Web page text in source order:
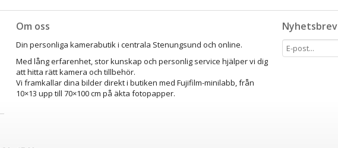
Nyhetsbrev
Om oss
Din personliga kamerabutik i centrala Stenungsund och online.
Med lång erfarenhet, stor kunskap och personlig service hjälper vi dig
att hitta rätt kamera och tillbehör.
Vi framkallar dina bilder direkt i butiken med Fujifilm-minilabb, från
10×13 upp till 70×100 cm på äkta fotopapper.